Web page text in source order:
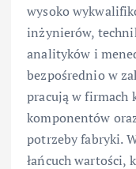
wysoko
inżynierów,
analityków i
bezpośrednio w
pracują w firmach
komponentów
potrzeby fabryki.
łańcuch wartości,